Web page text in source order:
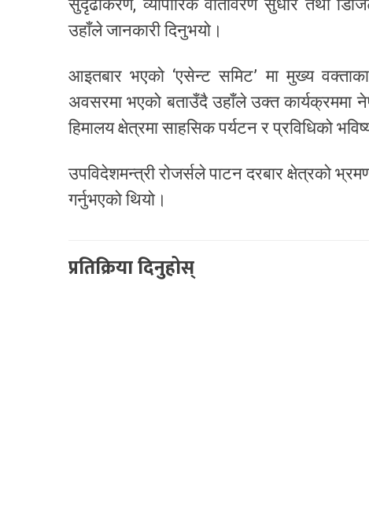
सुदृढीकरण, व्यापारिक वातावरण सुधार तथा
उहाँले जानकारी दिनुभयो।
आइतबार भएको ‘एसेन्ट समिट’ मा मुख्य
अवसरमा भएको बताउँदै उहाँले उक्त कार्यक्रममा
हिमालय क्षेत्रमा साहसिक पर्यटन र प्रविधिको
उपविदेशमन्त्री रोजर्सले पाटन दरबार क्षेत्रको
गर्नुभएको थियो।
प्रतिक्रिया दिनुहोस्